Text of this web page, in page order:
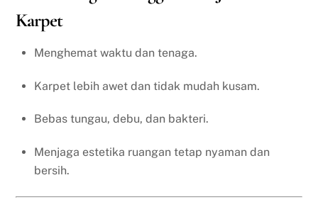
Karpet
Menghemat waktu dan tenaga.
Karpet lebih awet dan tidak mudah kusam.
Bebas tungau, debu, dan bakteri.
Menjaga estetika ruangan tetap nyaman dan
bersih.